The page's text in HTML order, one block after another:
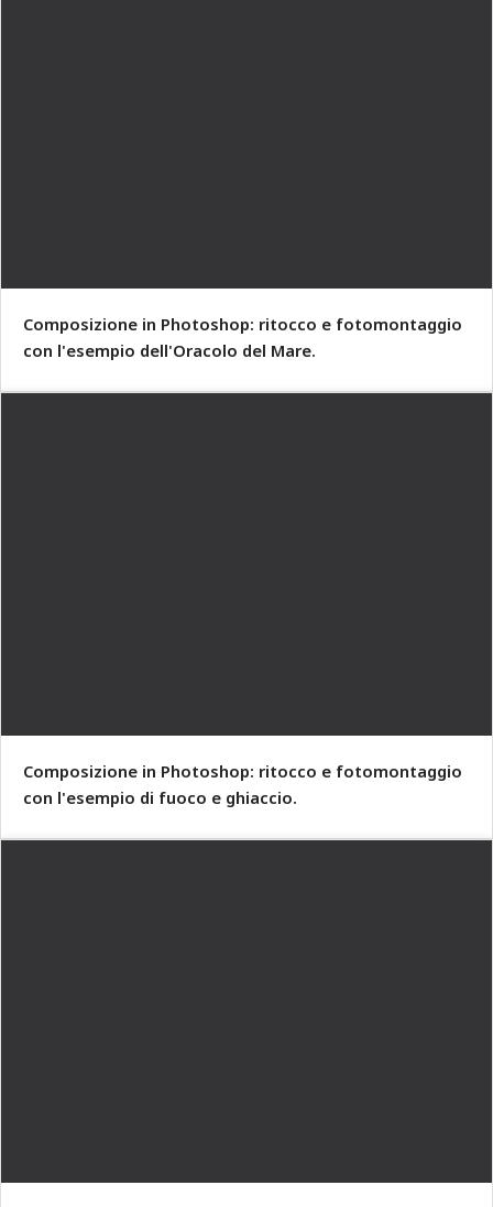
Composizione in Photoshop: ritocco e fotomontaggio
con l'esempio dell'Oracolo del Mare.
Composizione in Photoshop: ritocco e fotomontaggio
con l'esempio di fuoco e ghiaccio.